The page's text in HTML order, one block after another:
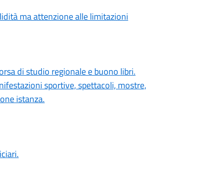
ma attenzione alle limitazioni
di studio regionale e buono libri.
sportive, spettacoli, mostre,
istanza.